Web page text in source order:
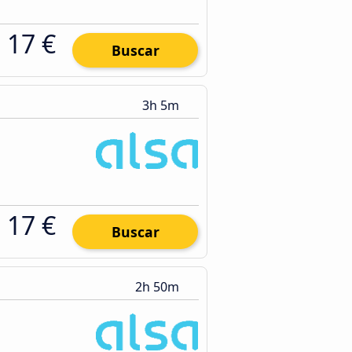
17 € Buscar
3h 5m
17 € Buscar
2h 50m